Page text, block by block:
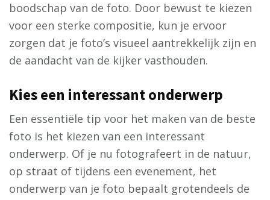
boodschap van de foto. Door bewust te kiezen
voor een sterke compositie, kun je ervoor
zorgen dat je foto’s visueel aantrekkelijk zijn en
de aandacht van de kijker vasthouden.
Kies een interessant onderwerp
Een essentiële tip voor het maken van de beste
foto is het kiezen van een interessant
onderwerp. Of je nu fotografeert in de natuur,
op straat of tijdens een evenement, het
onderwerp van je foto bepaalt grotendeels de